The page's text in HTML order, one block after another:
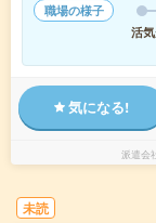
職場の様子
活
気になる!
派遣会
未読